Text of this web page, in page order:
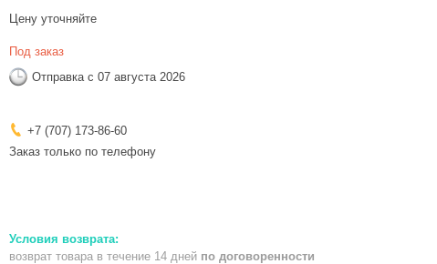
Цену уточняйте
Под заказ
Отправка с 07 августа 2026
+7 (707) 173-86-60
Заказ только по телефону
возврат товара в течение 14 дней по договоренности